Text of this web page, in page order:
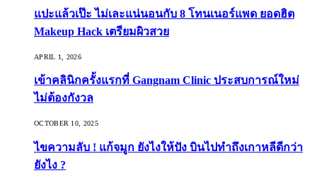
แปะแล้วเป๊ะ ไม่เละแน่นอนกับ 8 โทนเนอร์แพด ยอดฮิต
Makeup Hack เตรียมผิวสวย
APRIL 1, 2026
เข้าคลินิกครั้งแรกที่ Gangnam Clinic ประสบการณ์ใหม่
ไม่ต้องกังวล
OCTOBER 10, 2025
ไขความลับ ! แก้จมูก ยังไงให้ปัง บินไปทำถึงเกาหลีดีกว่า
ยังไง ?